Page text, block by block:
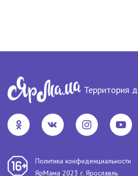
Территория
Политика конфиденциальности
ЯрМама 2023 г. Ярославль